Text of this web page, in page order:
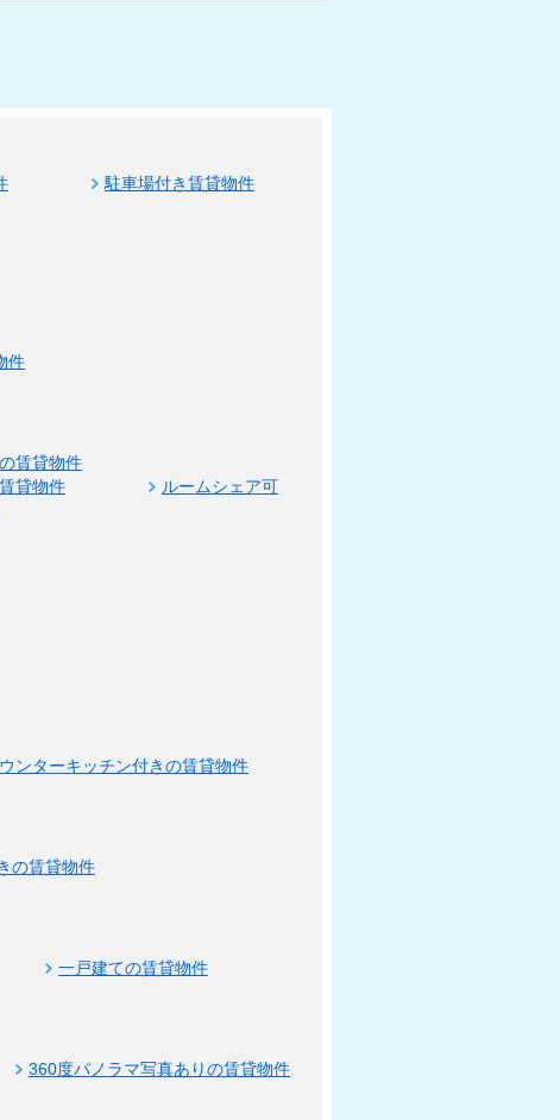
駐車場付き賃貸物件
件
賃貸物件
貸物件
ルームシェア可
ンターキッチン付きの賃貸物件
の賃貸物件
一戸建ての賃貸物件
360度パノラマ写真ありの賃貸物件